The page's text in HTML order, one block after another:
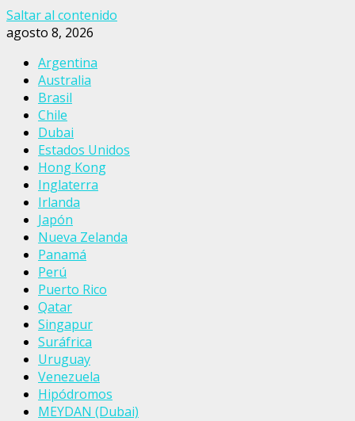
Saltar al contenido
agosto 8, 2026
Argentina
Australia
Brasil
Chile
Dubai
Estados Unidos
Hong Kong
Inglaterra
Irlanda
Japón
Nueva Zelanda
Panamá
Perú
Puerto Rico
Qatar
Singapur
Suráfrica
Uruguay
Venezuela
Hipódromos
MEYDAN (Dubai)